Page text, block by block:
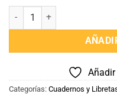
Pop It Gigante Cuadrado
Categorías: Cuadernos y